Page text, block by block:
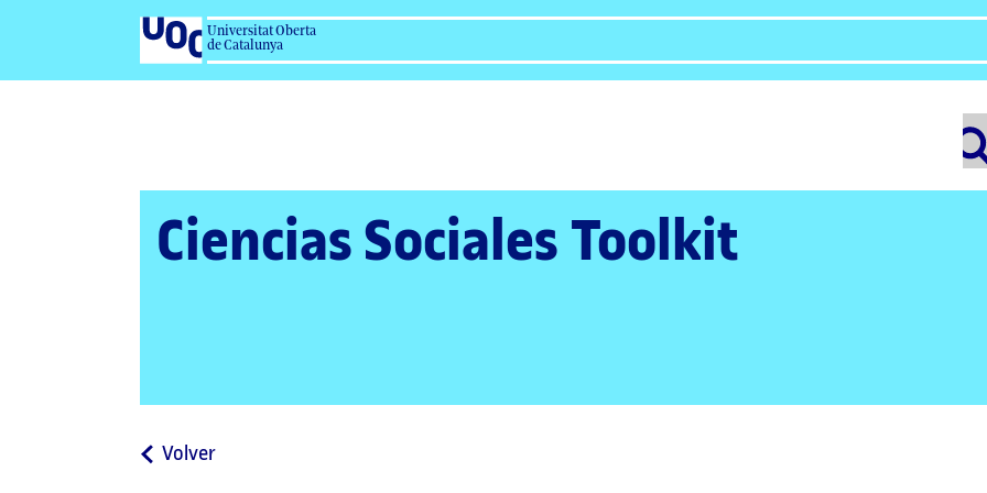
Universitat Oberta
de Catalunya
Ciencias Sociales Toolkit
Volvera